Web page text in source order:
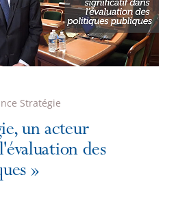
Stratégie
un acteur
des
»